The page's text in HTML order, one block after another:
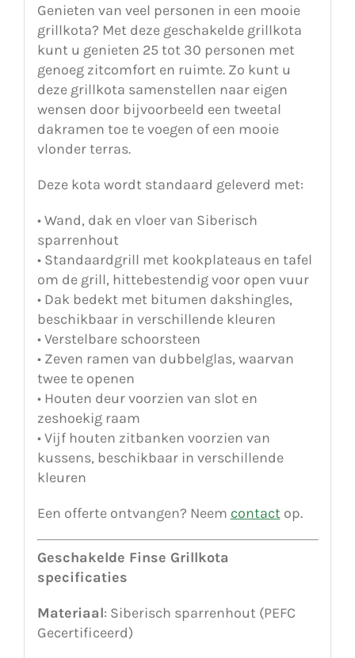
Genieten van veel personen in een mooie
grillkota? Met deze geschakelde grillkota
kunt u genieten 25 tot 30 personen met
genoeg zitcomfort en ruimte. Zo kunt u
deze grillkota samenstellen naar eigen
wensen door bijvoorbeeld een tweetal
dakramen toe te voegen of een mooie
vlonder terras.
Deze kota wordt standaard geleverd met:
• Wand, dak en vloer van Siberisch
sparrenhout
• Standaardgrill met kookplateaus en tafel
om de grill, hittebestendig voor open vuur
• Dak bedekt met bitumen dakshingles,
beschikbaar in verschillende kleuren
• Verstelbare schoorsteen
• Zeven ramen van dubbelglas, waarvan
twee te openen
• Houten deur voorzien van slot en
zeshoekig raam
• Vijf houten zitbanken voorzien van
kussens, beschikbaar in verschillende
kleuren
Een offerte ontvangen? Neem contactop.
Geschakelde Finse Grillkota
specificaties
Materiaal: Siberisch sparrenhout (PEFC
Gecertificeerd)